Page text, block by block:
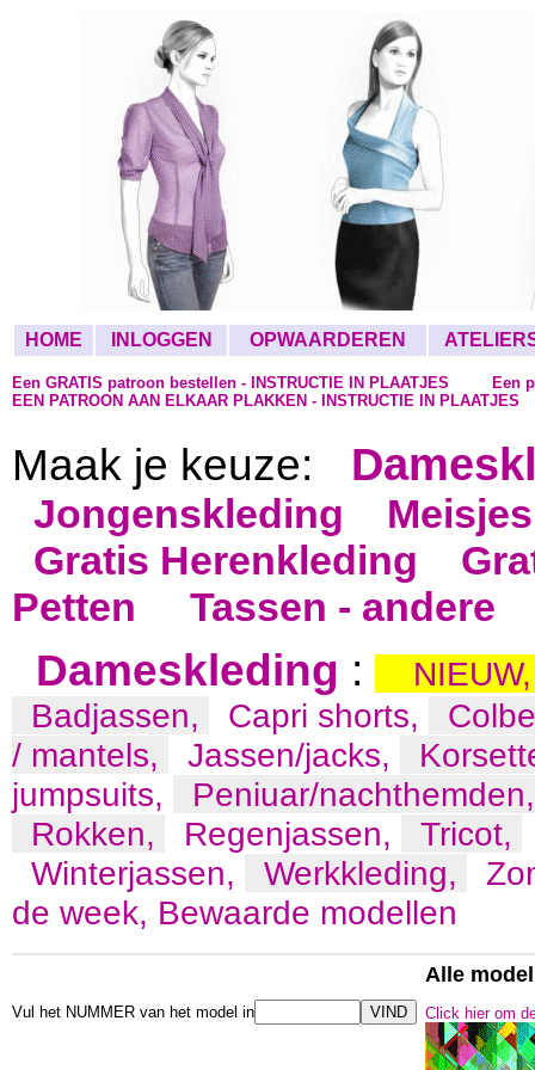
HOME INLOGGEN OPWAARDEREN
Een GRATIS patroon bestellen - INSTRUCTIE IN PLAATJES
Een
EEN PATROON AAN ELKAAR PLAKKEN - INSTRUCTIE IN PLAATJES
Maak je keuze:
Jongenskleding
Gratis Herenkleding
Petten
Tassen - andere
Dameskleding :
Badjassen,
Capri shorts,
/ mantels,
Jassen/jacks,
jumpsuits,
Peniuar/
Rokken,
Regenjassen,
Tricot,
Winterjassen,
Werkkleding,
de week, Bewaarde modellen
Vul het NUMMER van het model in
Alle
Click hier om